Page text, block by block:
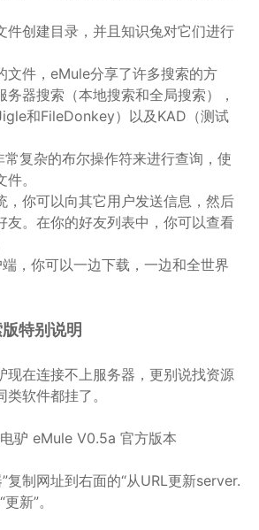
件创建目录，并且知识兔对它们进行
文件，eMule分享了许多搜索的方
器搜索（本地搜索和全局搜索），
和FileDonkey）以及KAD（测试
复杂的布尔操作符来进行查询，使
。
，你可以向其它用户发送信息，然后
友。在你的好友列表中，你可以查看
，你可以一边下载，一边和全世界
特别说明
现在连接不上服务器，更别说找资源
软件都挂了。
复制网址到右面的“从URL更新server.
新”。